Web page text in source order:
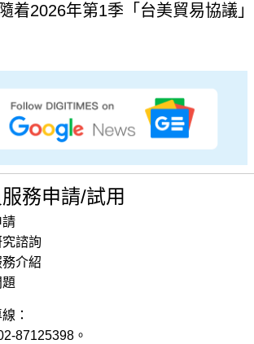
2026年第1季「台美貿易協議」
務申請/試用
請
諮詢
介紹
：
87125398。